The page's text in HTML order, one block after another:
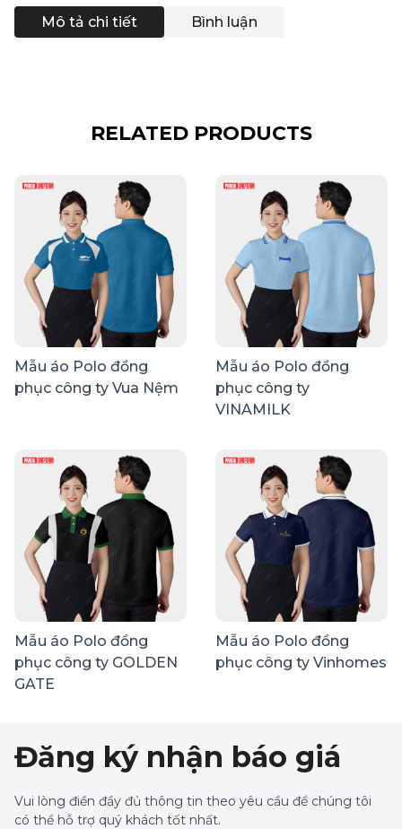
Mô tả chi tiết Bình luận
RELATED PRODUCTS
Mẫu áo Polo đồng
phục công ty Vua Nệm
Mẫu áo Polo đồng
phục công ty
VINAMILK
Mẫu áo Polo đồng
phục công ty GOLDEN
GATE
Mẫu áo Polo đồng
phục công ty Vinhomes
Đăng ký nhận báo giá
Vui lòng điền đầy đủ thông tin theo yêu cầu để chúng tôi
có thể hỗ trợ quý khách tốt nhất.